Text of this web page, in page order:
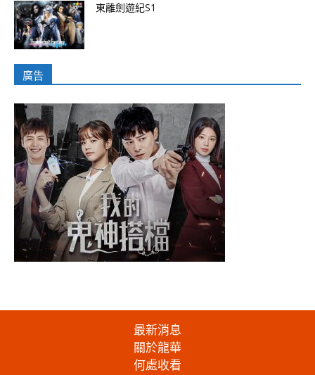
東離劍遊紀S1
廣告
最新消息
關於龍華
何處收看